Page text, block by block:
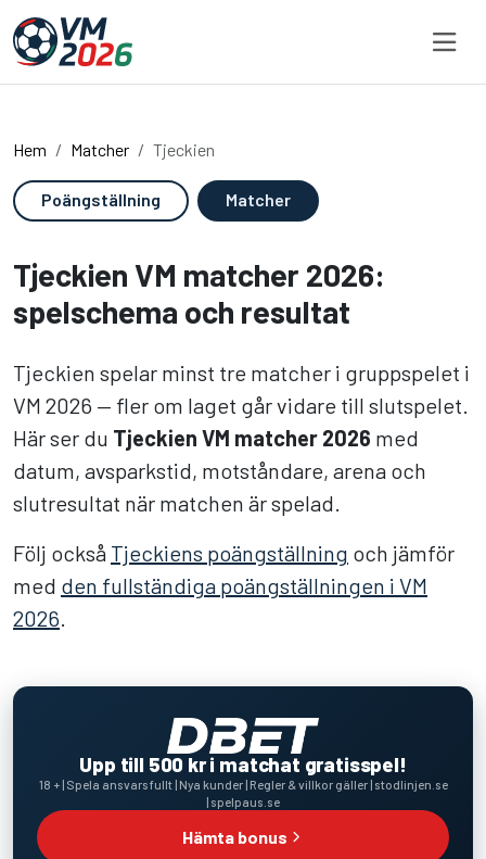
Hem Matcher Tjeckien
Poängställning Matcher
Tjeckien VM matcher 2026:
spelschema och resultat
Tjeckien spelar minst tre matcher i gruppspelet i
VM 2026 — fler om laget går vidare till slutspelet.
Här ser du Tjeckien VM matcher 2026 med
datum, avsparkstid, motståndare, arena och
slutresultat när matchen är spelad.
Följ också Tjeckiens poängställning och jämför
med den fullständiga poängställningen i VM
2026
Upp till 500 kr i matchat gratisspel!
18 + | Spela ansvarsfullt | Nya kunder | Regler & villkor gäller | stodlinjen.se
| spelpaus.se
Hämta bonus